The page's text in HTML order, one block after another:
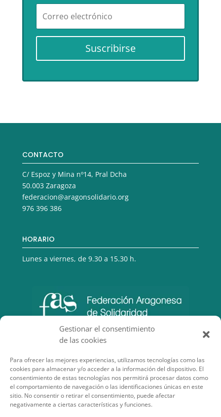
Gestionar el consentimiento
de las cookies
Para ofrecer las mejores experiencias, utilizamos tecnologías como las
cookies para almacenar y/o acceder a la información del dispositivo. El
consentimiento de estas tecnologías nos permitirá procesar datos como
el comportamiento de navegación o las identificaciones únicas en este
sitio. No consentir o retirar el consentimiento, puede afectar
negativamente a ciertas características y funciones.
Suscribirse
CONTACTO
C/ Espoz y Mina nº14, Pral Dcha
50.003 Zaragoza
federacion@aragonsolidario.org
976 396 386
HORARIO
Lunes a viernes, de 9.30 a 15.30 h.
SECCIONES DE INTERÉS